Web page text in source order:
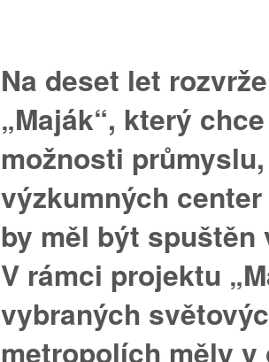
Na deset let
„Maják“, který
možnosti průmyslu,
výzkumných
by měl být spuštěn
V rámci projektu
vybraných
metropolích měly v